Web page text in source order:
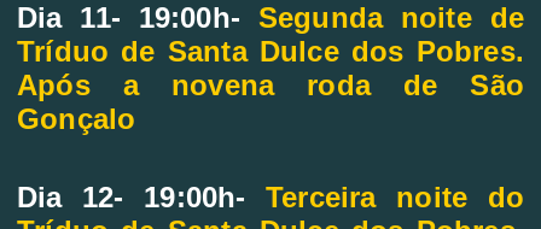
Dia 11- 19:00h- Segunda noite de
Tríduo de Santa Dulce dos Pobres.
Após a novena roda de São
Gonçalo
Dia 12- 19:00h- Terceira noite do